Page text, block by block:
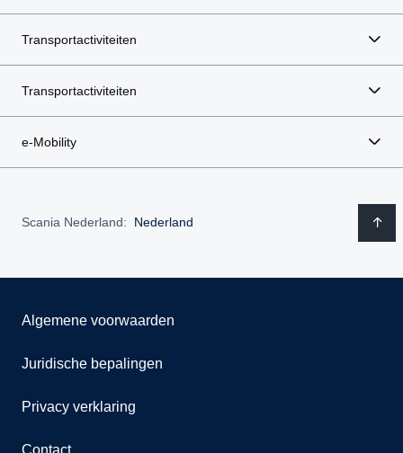
Transportactiviteiten
Transportactiviteiten
e-Mobility
Scania Nederland: Nederland
Algemene voorwaarden
Juridische bepalingen
Privacy verklaring
Contact